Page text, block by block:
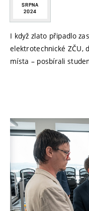
SRPNA
2024
I když zlato připadlo
elektrotechnické ZČU,
místa – posbírali